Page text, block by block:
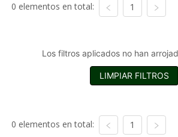
0 elementos en total: 1
Los filtros aplicados no han
LIMPIAR FILTROS
0 elementos en total: 1